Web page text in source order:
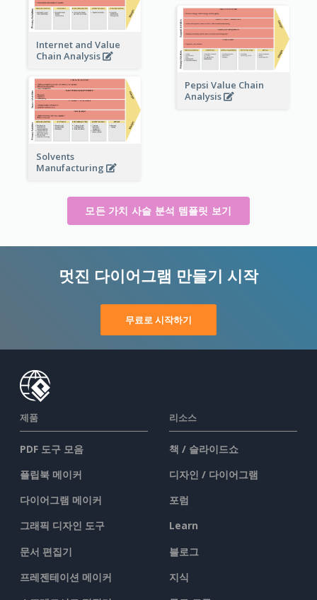
Internet and Value
Chain Analysis
Pepsi Value Chain
Analysis
Solvents
Manufacturing
모든 가치 사슬 분석 템플릿 보기
멋진 다이어그램 만들기 시작
무료로 시작하기
제품
PDF 도구 모음
플립북 메이커
다이어그램 메이커
그래픽 디자인 도구
문서 편집기
프레젠테이션 메이커
리소스
책 / 슬라이드쇼
디자인 / 다이어그램
포럼
Learn
블로그
지식